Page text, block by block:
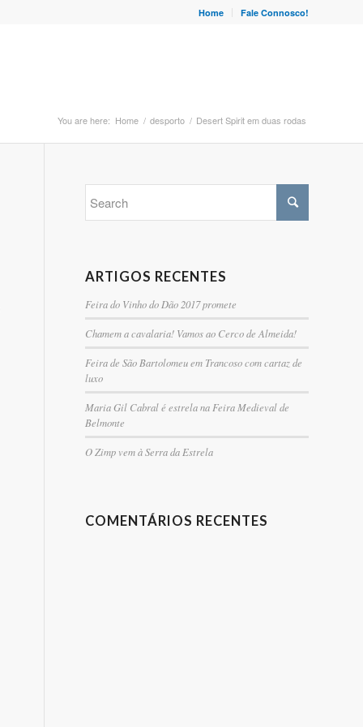
Home Fale Connosco!
You are here: Home / desporto / Desert Spirit em duas rodas
ARTIGOS RECENTES
Feira do Vinho do Dão 2017 promete
Chamem a cavalaria! Vamos ao Cerco de Almeida!
Feira de São Bartolomeu em Trancoso com cartaz de
luxo
Maria Gil Cabral é estrela na Feira Medieval de
Belmonte
O Zimp vem à Serra da Estrela
COMENTÁRIOS RECENTES